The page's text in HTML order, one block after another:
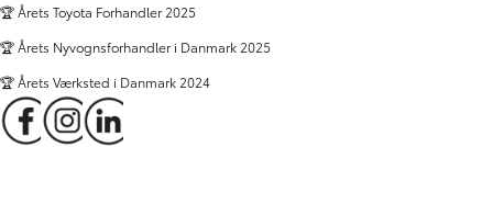
🏆 Årets Toyota Forhandler 2025
🏆 Årets Nyvognsforhandler i Danmark 2025
🏆 Årets Værksted i Danmark 2024